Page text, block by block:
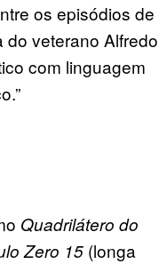
os episódios de
do veterano Alfredo
com linguagem
Quadrilátero do
Zero 15 (longa